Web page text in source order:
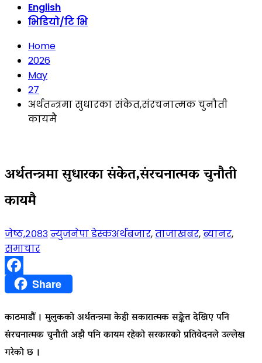
English
भिडियो/टि भि
Home
2026
May
27
अर्थतन्त्रमा सुधारका संकेत,संरचनात्मक चुनौती
कायमै
अर्थतन्त्रमा सुधारका संकेत,संरचनात्मक चुनौती
कायमै
जेष्ठ,२०८३ न्युजनेपा डेस्कअर्थबजार,ताजाखबर,ब्यानर,
समाचार
FacebookShare
काठमाडौं । मुलुकको अर्थतन्त्रमा केही सकारात्मक सङ्केत देखिए पनि
संरचनात्मक चुनौती अझै पनि कायम रहेको सरकारको प्रतिवेदनले उल्लेख
गरेको छ ।